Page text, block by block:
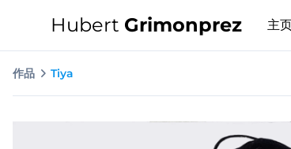
Hubert Grimonprez 主
作品 Tiya